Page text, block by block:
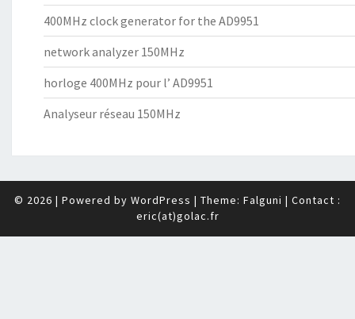
400MHz clock generator for the AD9951
network analyzer 150MHz
horloge 400MHz pour l’ AD9951
Analyseur réseau 150MHz
© 2026 | Powered by WordPress | Theme: Falguni | Contact :
eric(at)golac.fr